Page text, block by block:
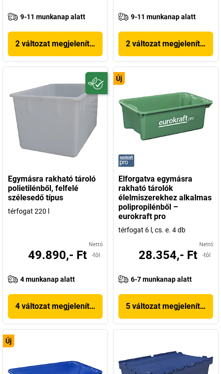
9-11 munkanap alatt
2 változat megjelenítése
9-11 munkanap alatt
2 változat megjelenítése
Egymásra rakható tároló
polietilénből, felfelé
szélesedő típus
térfogat 220 l
Nettó
49.890,- Ft -tól
4 munkanap alatt
4 változat megjelenítése
Új
Elforgatva egymásra
rakható tárolók
élelmiszerekhez alkalmas
polipropilénből –
eurokraft pro
térfogat 6 l, cs. e. 4 db
Nettó
28.354,- Ft -tól
6-7 munkanap alatt
5 változat megjelenítése
Új